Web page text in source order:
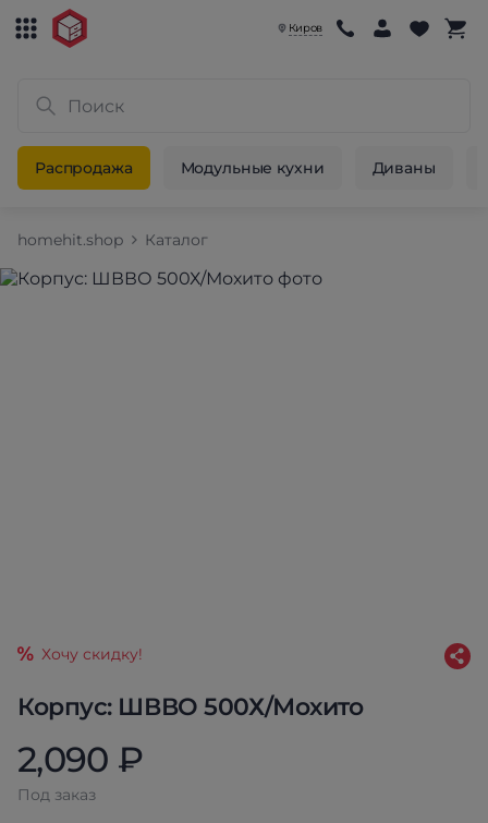
Киров
Распродажа Модульные кухни Диваны
homehit.shop Каталог
Корпус: ШВВО 500Х/Мохито
Хочу скидку!
2,090 ₽
Под заказ